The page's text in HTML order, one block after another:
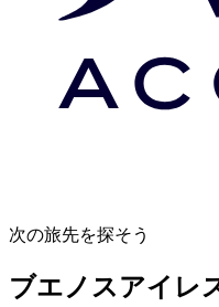
次の旅先を探そう
ブエノスアイレ